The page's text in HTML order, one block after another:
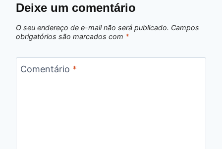
Deixe um comentário
O seu endereço de e-mail não será publicado. Campos
obrigatórios são marcados com *
Comentário *